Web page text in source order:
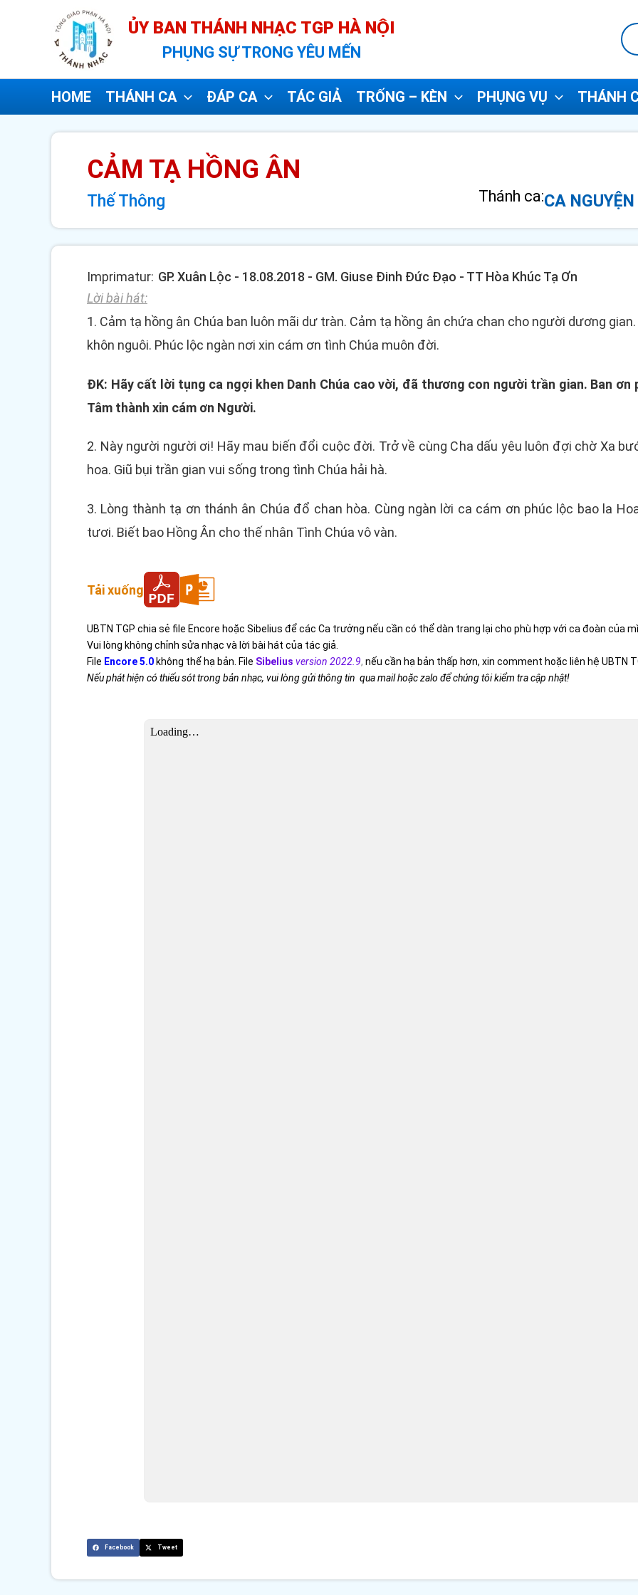
dung
ỦY BAN THÁNH NHẠC TGP HÀ NỘI
PHỤNG SỰ TRONG YÊU MẾN
HOME THÁNH CA ĐÁP CA TÁC GIẢ TRỐNG – KÈN PHỤNG VỤ THÁNH
CẢM TẠ HỒNG ÂN
Thế Thông Thánh ca:CA
Imprimatur: GP. Xuân Lộc - 18.08.2018 - GM. Giuse Đinh Đức Đạo - TT Hòa Khúc Tạ Ơn
Lời bài hát:
1. Cảm tạ hồng ân Chúa ban luôn mãi dư tràn. Cảm tạ hồng ân chứa chan cho người dương
khôn nguôi. Phúc lộc ngàn nơi xin cám ơn tình Chúa muôn đời.
ĐK: Hãy cất lời tụng ca ngợi khen Danh Chúa cao vời, đã thương con người trần gian. Ban
Tâm thành xin cám ơn Người.
2. Này người người ơi! Hãy mau biến đổi cuộc đời. Trở về cùng Cha dấu yêu luôn đợi chờ Xa
hoa. Giũ bụi trần gian vui sống trong tình Chúa hải hà.
3. Lòng thành tạ ơn thánh ân Chúa đổ chan hòa. Cùng ngàn lời ca cám ơn phúc lộc bao la
tươi. Biết bao Hồng Ân cho thế nhân Tình Chúa vô vàn.
Tải xuống
UBTN TGP chia sẻ file Encore hoặc Sibelius để các Ca trưởng nếu cần có thể dàn trang lại cho phù hợp với ca đoàn của
Vui lòng không chỉnh sửa nhạc và lời bài hát của tác giả.
File Encore 5.0 không thể hạ bản. File Sibelius version 2022.9, nếu cần hạ bản thấp hơn, xin comment hoặc liên hệ UBTN
Nếu phát hiện có thiếu sót trong bản nhạc, vui lòng gửi thông tin qua mail hoặc zalo để chúng tôi kiểm tra cập nhật!
Facebook Tweet